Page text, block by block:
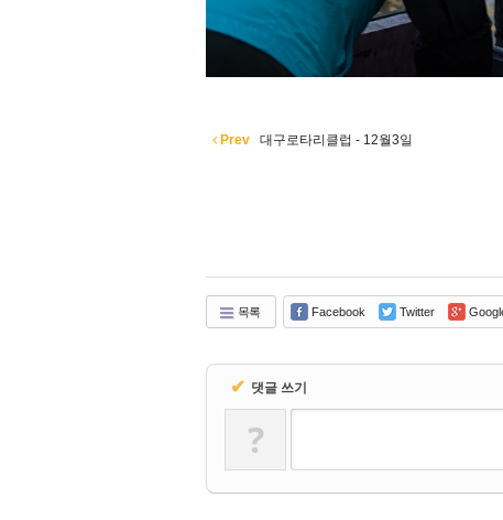
Prev 대구로타리클럽 - 12월3일
목록 Facebook Twitter
✔ 댓글 쓰기
?